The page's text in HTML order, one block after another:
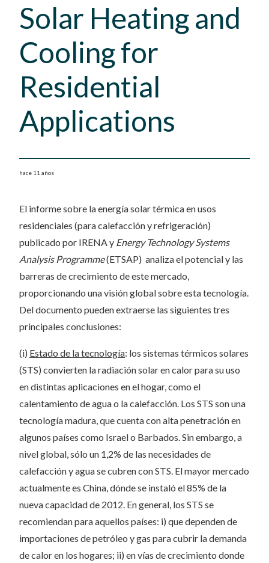
Solar Heating and
Cooling for
Residential
Applications
hace 11 años
El informe sobre la energía solar térmica en usos
residenciales (para calefacción y refrigeración)
publicado por IRENA y Energy Technology Systems
Analysis Programme(ETSAP) analiza el potencial y las
barreras de crecimiento de este mercado,
proporcionando una visión global sobre esta tecnología.
Del documento pueden extraerse las siguientes tres
principales conclusiones:
(i) Estado de la tecnología: los sistemas térmicos solares
(STS) convierten la radiación solar en calor para su uso
en distintas aplicaciones en el hogar, como el
calentamiento de agua o la calefacción. Los STS son una
tecnología madura, que cuenta con alta penetración en
algunos países como Israel o Barbados. Sin embargo, a
nivel global, sólo un 1,2% de las necesidades de
calefacción y agua se cubren con STS. El mayor mercado
actualmente es China, dónde se instaló el 85% de la
nueva capacidad de 2012. En general, los STS se
recomiendan para aquellos países: i) que dependen de
importaciones de petróleo y gas para cubrir la demanda
de calor en los hogares; ii) en vías de crecimiento donde